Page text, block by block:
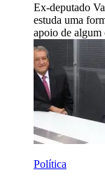
Ex-deputado
estuda uma
apoio de algum
Política